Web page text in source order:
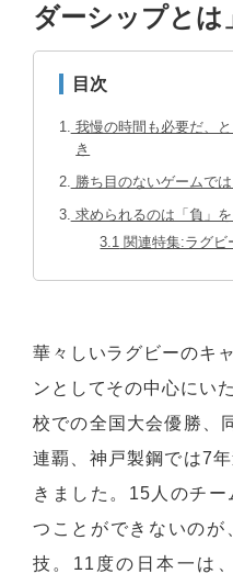
ダーシップとは
目次
1
我慢の時間も必要だ、
き
2
勝ち目のないゲームで
3 求められるのは「負」
3.1 関連特集:ラグビ
華々しいラグビーのキ
ンとしてその中心にい
校での全国大会優勝、
連覇、神戸製鋼では7
きました。15人のチ
つことができないのが
技。11度の日本一は